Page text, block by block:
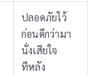
ปลอดภัยไว้
ก่อนดีกว่ามา
นั่งเสียใจ
ทีหลัง